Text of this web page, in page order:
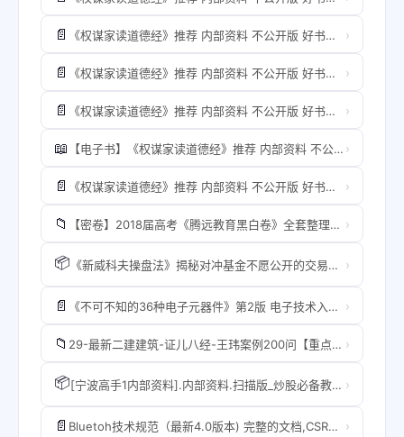
📄 《权谋家读道德经》推荐 内部资料 不公开版 好书值得一读[pdf] ›
📄 《权谋家读道德经》推荐 内部资料 不公开版 好书值得一读[pdf](1) ›
📄 《权谋家读道德经》推荐 内部资料 不公开版 好书值得一读[pdf] ›
📖 【电子书】《权谋家读道德经》推荐 内部资料 不公开版 好书值得一读[pdf] ›
📄 《权谋家读道德经》推荐 内部资料 不公开版 好书值得一读[pdf] ›
📁 【密卷】2018届高考《腾远教育黑白卷》全套整理版--内部资料请勿外传 ›
📦 《新威科夫操盘法》揭秘对冲基金不愿公开的交易策略（珍藏版） PDF文档.rar ›
📄 《不可不知的36种电子元器件》第2版 电子技术入门常备资料[pdf] ›
📁 29-最新二建建筑-证儿八经-王玮案例200问【重点推荐】(VIP课程内部付费精华资料价值1980) ›
📦 [宁波高手1内部资料].内部资料.扫描版_炒股必备教程.rar ›
📄 Bluetoh技术规范（最新4.0版本) 完整的文档,CSR公司内部资料绝对好ra ›